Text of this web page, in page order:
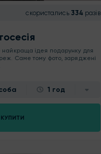
скористались 334 разів
найкраща ідея подарунку для
Саме тому фото, заряджені
1 год
КУПИТИ